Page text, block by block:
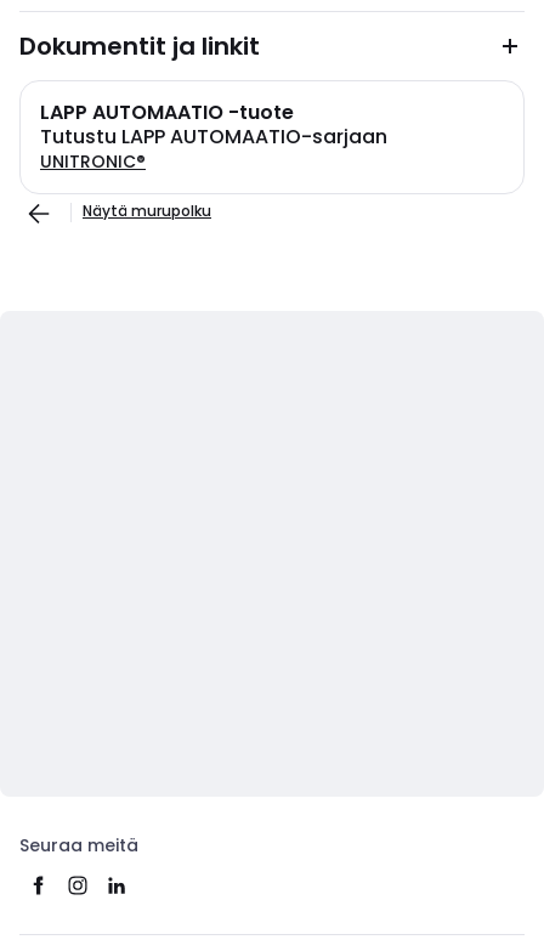
Dokumentit ja linkit
LAPP AUTOMAATIO -tuote
Tutustu LAPP AUTOMAATIO-sarjaan
UNITRONIC®
Näytä murupolku
Seuraa meitä